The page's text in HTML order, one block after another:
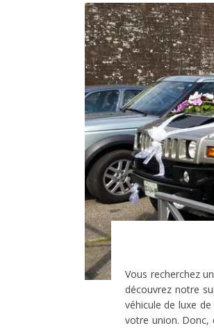
Vous recherchez
découvrez notre
véhicule de luxe
votre union. Donc,